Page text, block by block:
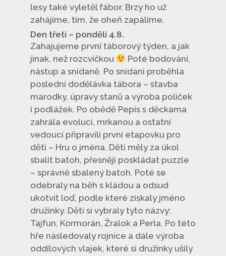
lesy také vyletěl fábor. Brzy ho už
zahájíme, tím, že oheň zapálíme.
Den třetí – pondělí 4.8.
Zahajujeme první táborový týden, a jak
jinak, než rozcvičkou
Poté bodování,
nástup a snídaně. Po snídani proběhla
poslední dodělávka tábora – stavba
marodky, úpravy stanů a výroba poliček
i podlážek. Po obědě Pepís s děckama
zahrála evoluci, mrkanou a ostatní
vedoucí připravili první etapovku pro
děti – Hru o jména. Děti měly za úkol
sbalit batoh, přesněji poskládat puzzle
– správně sbalený batoh. Poté se
odebraly na běh s kládou a odsud
ukotvit loď, podle které získaly jméno
družinky. Děti si vybraly tyto názvy:
Tajfun, Kormorán, Žralok a Perla. Po této
hře následovaly rojnice a dále výroba
oddílových vlajek, které si družinky ušily